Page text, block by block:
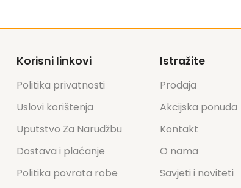
Korisni linkovi
Politika privatnosti
Uslovi korištenja
Uputstvo Za Narudžbu
Dostava i plaćanje
Politika povrata robe
Istražite
Prodaja
Akcijska ponuda
Kontakt
O nama
Savjeti i noviteti